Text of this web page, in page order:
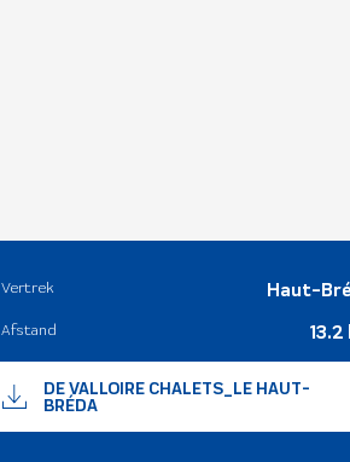
Vertrek Haut-
Afstand 13.2
Documentatie
DE VALLOIRE CHALETS_LE HAUT-
BRÉDA